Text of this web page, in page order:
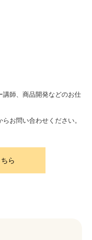
師、商品開発などのお仕
お問い合わせください。
ら